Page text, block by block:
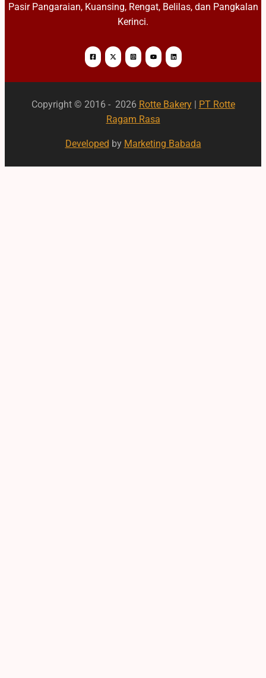
Pasir Pangaraian, Kuansing, Rengat, Belilas, dan Pangkalan
Kerinci.
Copyright © 2016 - 2026 Rotte Bakery| PT Rotte
Ragam Rasa
Developed by Marketing Babada